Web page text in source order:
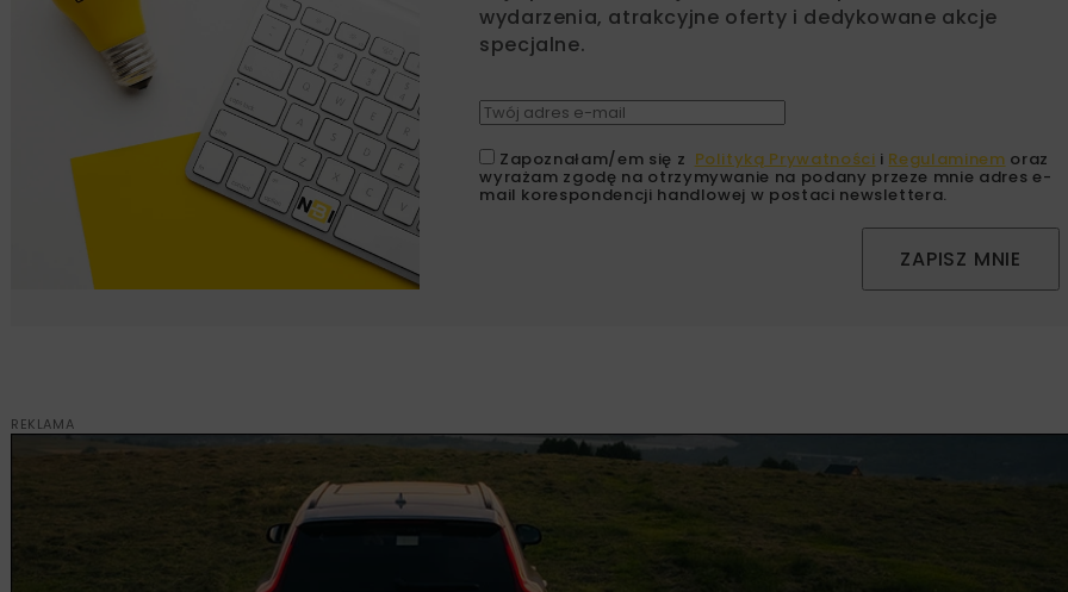
wydarzenia, atrakcyjne oferty i dedykowane akcje
specjalne.
Zapoznałam/em się z Polityką Prywatności i Regulaminem oraz
wyrażam zgodę na otrzymywanie na podany przeze mnie adres e-
mail korespondencji handlowej w postaci newslettera.
ZAPISZ MNIE
REKLAMA